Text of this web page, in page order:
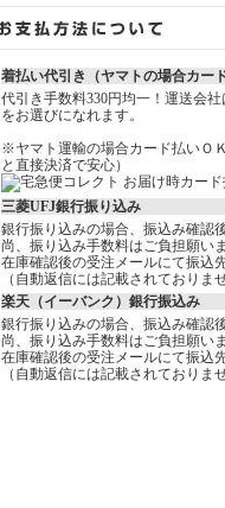
着払い代引き（ヤマトの場合カー
代引き手数料330円均一！運送会
をお選びになれます。
※ヤマト運輸の場合カード払いＯ
と直接決済で安心）
三菱UFJ銀行振り込み
銀行振り込みの場合、振込み確認
尚、振り込み手数料はご負担願い
在庫確認後の受注メールにて振込
（自動返信には記載されておりま
楽天（イーバンク）銀行振込み
銀行振り込みの場合、振込み確認
尚、振り込み手数料はご負担願い
在庫確認後の受注メールにて振込
（自動返信には記載されておりま